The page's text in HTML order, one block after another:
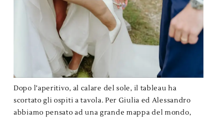
Dopo l’aperitivo, al calare del sole, il tableau ha
scortato gli ospiti a tavola. Per Giulia ed Alessandro
abbiamo pensato ad una grande mappa del mondo,